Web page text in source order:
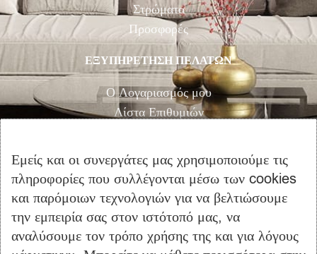
Στρώματα
Προσφορές
ΕΞΥΠΗΡΕΤΗΣΗ ΠΕΛΑΤΩΝ
Ο Λογαριασμός μου
Λίστα Επιθυμιών
Καλάθι Αγορών
Επικοινωνία
ΠΛΗΡΟΦΟΡΙΕΣ
Όροι Χρήσης
Εμείς και οι συνεργάτες μας χρησιμοποιούμε τις
πληροφορίες που συλλέγονται μέσω των cookies
και παρόμοιων τεχνολογιών για να βελτιώσουμε
την εμπειρία σας στον ιστότοπό μας, να
αναλύσουμε τον τρόπο χρήσης της και για λόγους